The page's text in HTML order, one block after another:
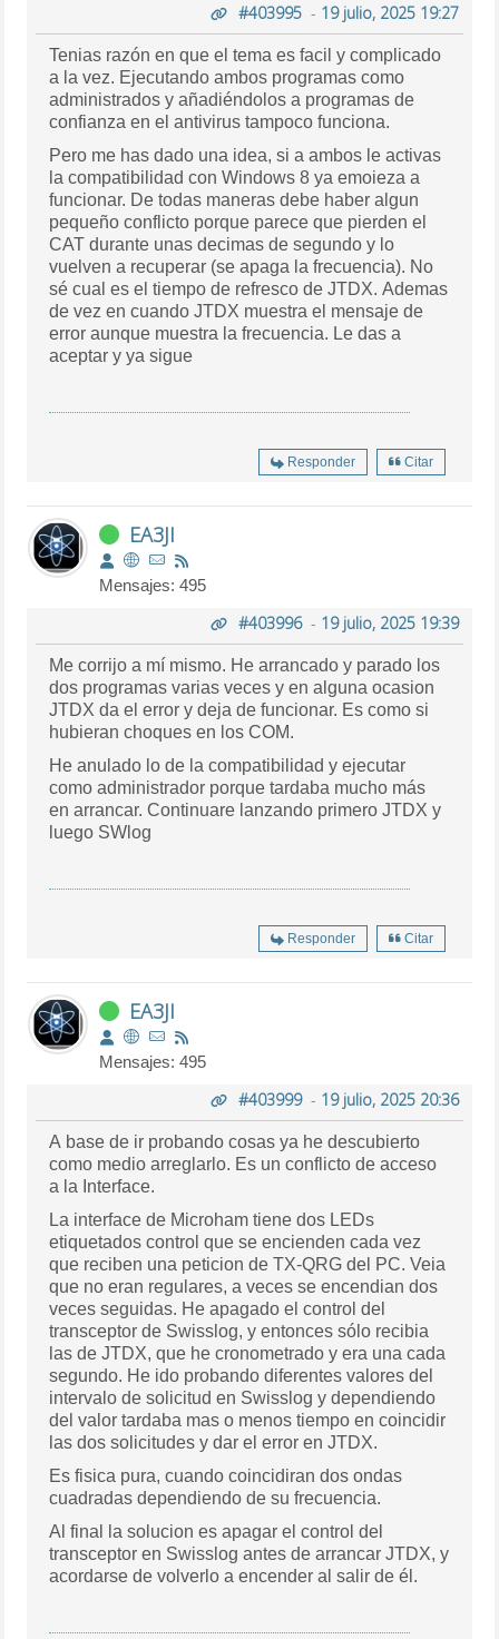
#403995- 19 julio, 2025 19:27
Tenias razón en que el tema es facil y complicado
a la vez. Ejecutando ambos programas como
administrados y añadiéndolos a programas de
confianza en el antivirus tampoco funciona.
Pero me has dado una idea, si a ambos le activas
la compatibilidad con Windows 8 ya emoieza a
funcionar. De todas maneras debe haber algun
pequeño conflicto porque parece que pierden el
CAT durante unas decimas de segundo y lo
vuelven a recuperar (se apaga la frecuencia). No
sé cual es el tiempo de refresco de JTDX. Ademas
de vez en cuando JTDX muestra el mensaje de
error aunque muestra la frecuencia. Le das a
aceptar y ya sigue
Responder Citar
EA3JI
Mensajes: 495
#403996- 19 julio, 2025 19:39
Me corrijo a mí mismo. He arrancado y parado los
dos programas varias veces y en alguna ocasion
JTDX da el error y deja de funcionar. Es como si
hubieran choques en los COM.
He anulado lo de la compatibilidad y ejecutar
como administrador porque tardaba mucho más
en arrancar. Continuare lanzando primero JTDX y
luego SWlog
Responder Citar
EA3JI
Mensajes: 495
#403999- 19 julio, 2025 20:36
A base de ir probando cosas ya he descubierto
como medio arreglarlo. Es un conflicto de acceso
a la Interface.
La interface de Microham tiene dos LEDs
etiquetados control que se encienden cada vez
que reciben una peticion de TX-QRG del PC. Veia
que no eran regulares, a veces se encendian dos
veces seguidas. He apagado el control del
transceptor de Swisslog, y entonces sólo recibia
las de JTDX, que he cronometrado y era una cada
segundo. He ido probando diferentes valores del
intervalo de solicitud en Swisslog y dependiendo
del valor tardaba mas o menos tiempo en coincidir
las dos solicitudes y dar el error en JTDX.
Es fisica pura, cuando coincidiran dos ondas
cuadradas dependiendo de su frecuencia.
Al final la solucion es apagar el control del
transceptor en Swisslog antes de arrancar JTDX, y
acordarse de volverlo a encender al salir de él.